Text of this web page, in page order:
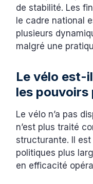
de stabilité. Les
le cadre national
plusieurs
malgré une
Le vélo est-
les pouvoirs
Le vélo n’a pas
n’est plus traité
structurante. Il
politiques plus
en efficacité